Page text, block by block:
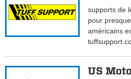
supports de
pour
américains
US